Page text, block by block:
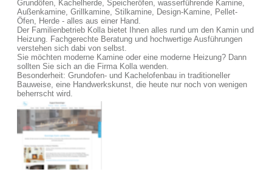
Grundöfen, Kachelherde, Speicheröfen, wasserführende Kamine,
Außenkamine, Grillkamine, Stilkamine, Design-Kamine, Pellet-
Öfen, Herde - alles aus einer Hand.
Der Familienbetrieb Kolla bietet Ihnen alles rund um den Kamin und
Heizung. Fachgerechte Beratung und hochwertige Ausführungen
verstehen sich dabi von selbst.
Sie möchten moderne Kamine oder eine moderne Heizung? Dann
sollten Sie sich an die Firma Kolla wenden.
Besonderheit: Grundofen- und Kachelofenbau in traditioneller
Bauweise, eine Handwerkskunst, die heute nur noch von wenigen
beherrscht wird.